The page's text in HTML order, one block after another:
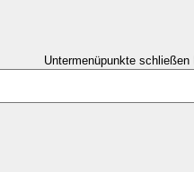
Untermenüpunkte schließen